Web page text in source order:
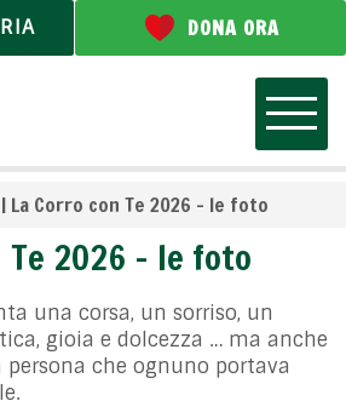
DONA ORA
| La Corro con Te 2026 – le foto
Te 2026 – le foto
una corsa, un sorriso, un
gioia e dolcezza … ma anche
che ognuno portava